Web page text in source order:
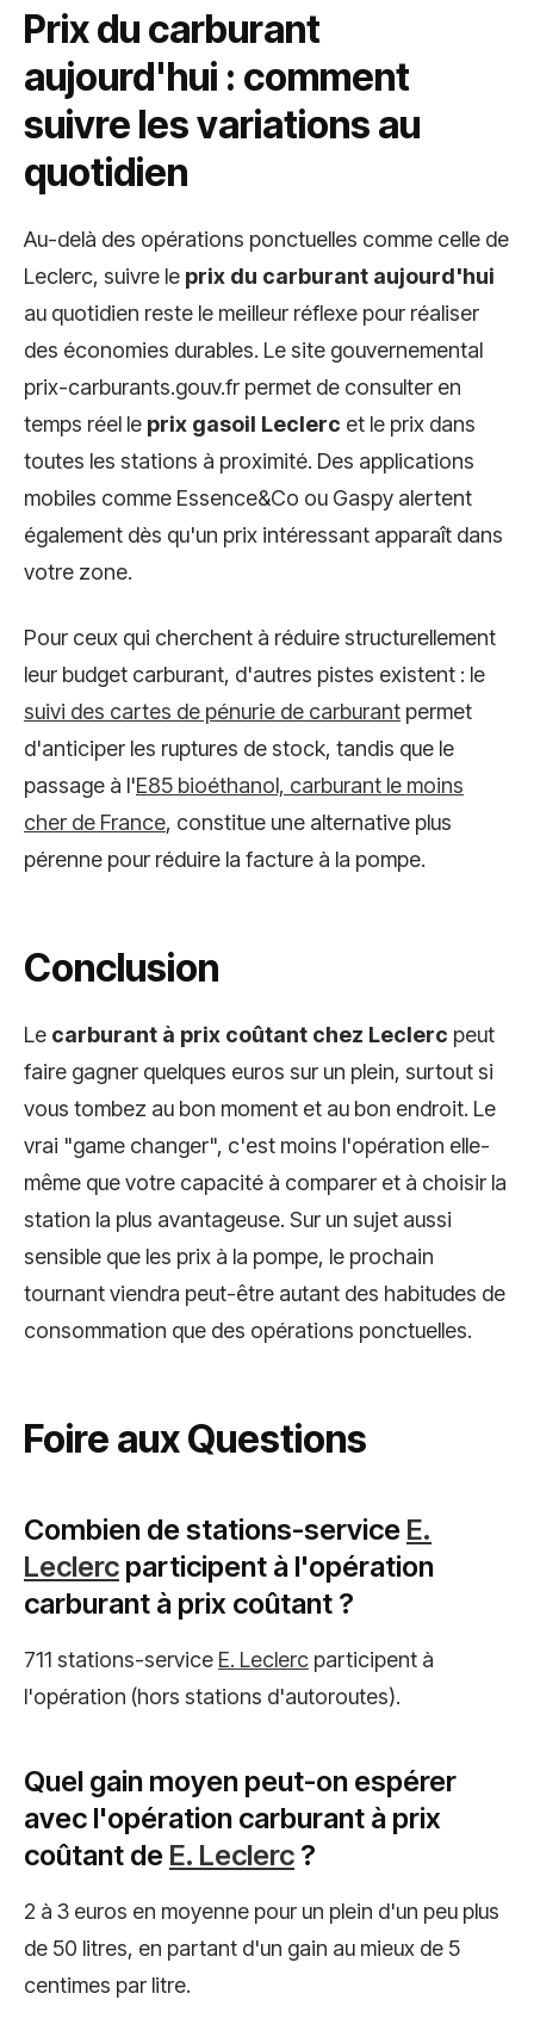
Prix du carburant
aujourd'hui : comment
suivre les variations au
quotidien
Au-delà des opérations ponctuelles comme celle de
Leclerc, suivre le prix du carburant aujourd'hui
au quotidien reste le meilleur réflexe pour réaliser
des économies durables. Le site gouvernemental
prix-carburants.gouv.fr permet de consulter en
temps réel le prix gasoil Leclerc et le prix dans
toutes les stations à proximité. Des applications
mobiles comme Essence&Co ou Gaspy alertent
également dès qu'un prix intéressant apparaît dans
votre zone.
Pour ceux qui cherchent à réduire structurellement
leur budget carburant, d'autres pistes existent : le
suivi des cartes de pénurie de carburant permet
d'anticiper les ruptures de stock, tandis que le
passage à l'E85 bioéthanol, carburant le moins
cher de France, constitue une alternative plus
pérenne pour réduire la facture à la pompe.
Conclusion
Le carburant à prix coûtant chez Leclerc peut
faire gagner quelques euros sur un plein, surtout si
vous tombez au bon moment et au bon endroit. Le
vrai "game changer", c'est moins l'opération elle-
même que votre capacité à comparer et à choisir la
station la plus avantageuse. Sur un sujet aussi
sensible que les prix à la pompe, le prochain
tournant viendra peut-être autant des habitudes de
consommation que des opérations ponctuelles.
Foire aux Questions
Combien de stations-service E.
Leclerc participent à l'opération
carburant à prix coûtant ?
711 stations-service E. Leclerc participent à
l'opération (hors stations d'autoroutes).
Quel gain moyen peut-on espérer
avec l'opération carburant à prix
coûtant de E. Leclerc ?
2 à 3 euros en moyenne pour un plein d'un peu plus
de 50 litres, en partant d'un gain au mieux de 5
centimes par litre.